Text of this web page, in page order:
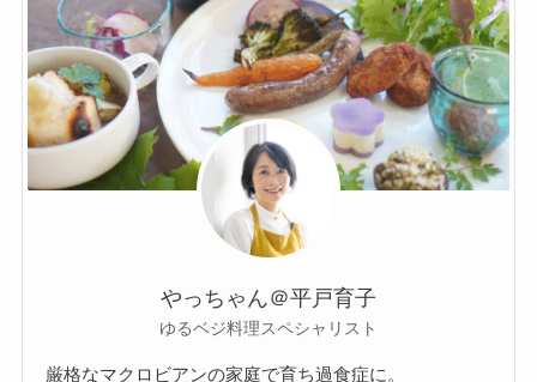
やっちゃん＠平戸育子
ゆるベジ料理スペシャリスト
厳格なマクロビアンの家庭で育ち過食症に。